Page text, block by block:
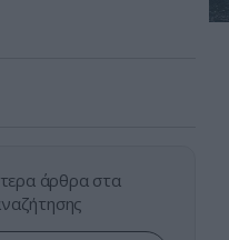
άρθρα στα